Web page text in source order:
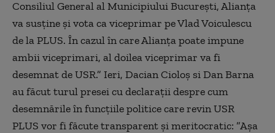
Consiliul General al Municipiului București, Alianța
va susține și vota ca viceprimar pe Vlad Voiculescu
de la PLUS. În cazul în care Alianța poate impune
ambii viceprimari, al doilea viceprimar va fi
desemnat de USR.” Ieri, Dacian Cioloș si Dan Barna
au făcut turul presei cu declarații despre cum
desemnările în funcțiile politice care revin USR
PLUS vor fi făcute transparent și meritocratic: ”Așa